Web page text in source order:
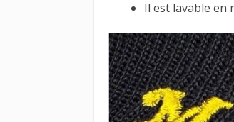
Il est lavable en